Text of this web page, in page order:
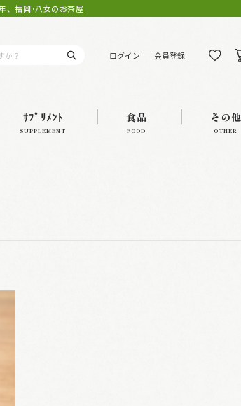
、福岡･八女のお茶屋
ログイン 会員登録
ｻﾌﾟﾘﾒﾝﾄ
SUPPLEMENT
食品
FOOD
その他
OTHER